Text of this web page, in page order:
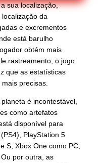
sua localização,
da
e excrementos
está barulho
obtém mais
rastreamento, o jogo
que as estatísticas
precisas.
é incontestável,
como artefatos
disponível para
PlayStation 5
S, Xbox One como PC,
por outra, as